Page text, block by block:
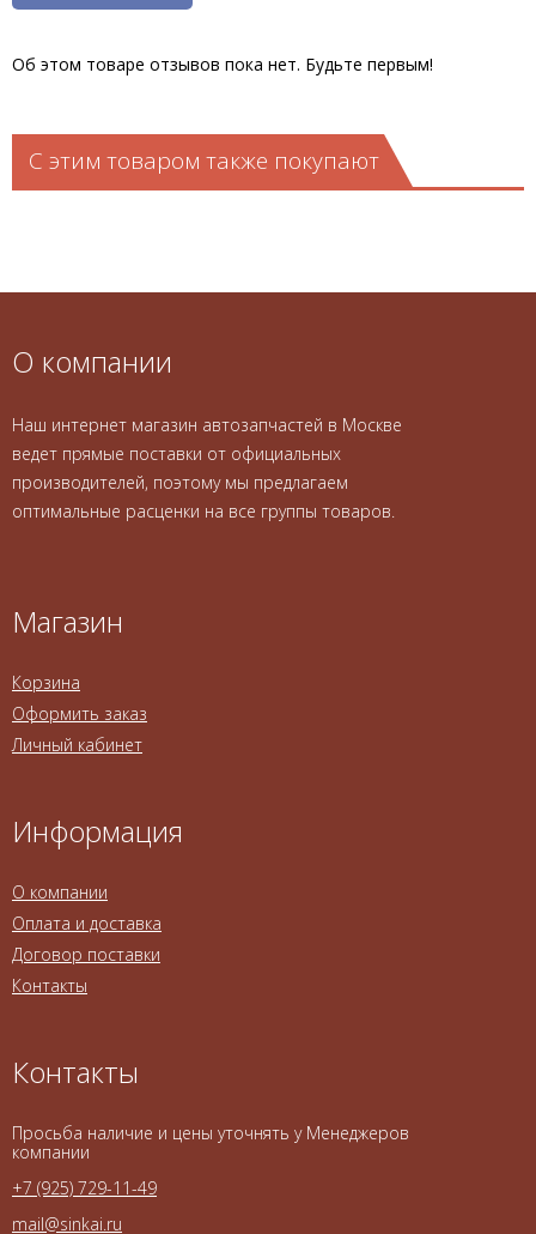
Об этом товаре отзывов пока нет. Будьте первым!
С этим товаром также покупают
О компании
Наш интернет магазин автозапчастей в Москве
ведет прямые поставки от официальных
производителей, поэтому мы предлагаем
оптимальные расценки на все группы товаров.
Магазин
Корзина
Оформить заказ
Личный кабинет
Информация
О компании
Оплата и доставка
Договор поставки
Контакты
Контакты
Просьба наличие и цены уточнять у Менеджеров
компании
+7 (925) 729-11-49
mail@sinkai.ru